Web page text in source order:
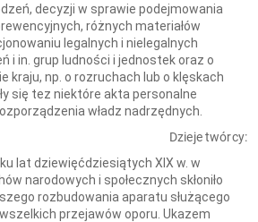
decyzji w sprawie podejmowania
różnych materiałów
legalnych i nielegalnych
i in. grup ludności i jednostek oraz o
kraju, np. o rozruchach lub o klęskach
się tez niektóre akta personalne
władz nadrzędnych.
Dzieje twórcy:
lat dziewięćdziesiątych XIX w. w
narodowych i społecznych skłoniło
rozbudowania aparatu służącego
przejawów oporu. Ukazem